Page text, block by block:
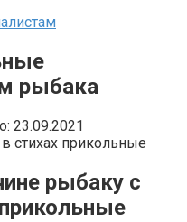
рыбака
23.09.2021
рыбаку с